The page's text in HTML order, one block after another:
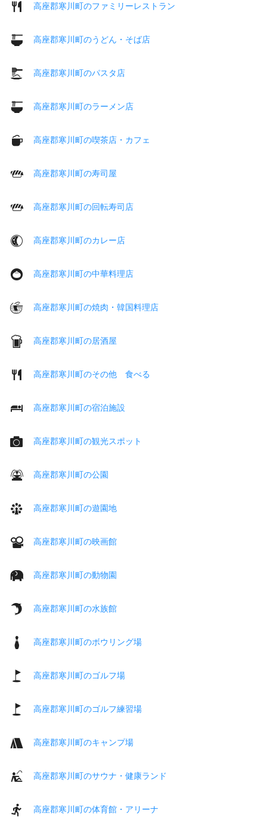
高座郡寒川町のファミリーレストラン
高座郡寒川町のうどん・そば店
高座郡寒川町のパスタ店
高座郡寒川町のラーメン店
高座郡寒川町の喫茶店・カフェ
高座郡寒川町の寿司屋
高座郡寒川町の回転寿司店
高座郡寒川町のカレー店
高座郡寒川町の中華料理店
高座郡寒川町の焼肉・韓国料理店
高座郡寒川町の居酒屋
高座郡寒川町のその他 食べる
高座郡寒川町の宿泊施設
高座郡寒川町の観光スポット
高座郡寒川町の公園
高座郡寒川町の遊園地
高座郡寒川町の映画館
高座郡寒川町の動物園
高座郡寒川町の水族館
高座郡寒川町のボウリング場
高座郡寒川町のゴルフ場
高座郡寒川町のゴルフ練習場
高座郡寒川町のキャンプ場
高座郡寒川町のサウナ・健康ランド
高座郡寒川町の体育館・アリーナ